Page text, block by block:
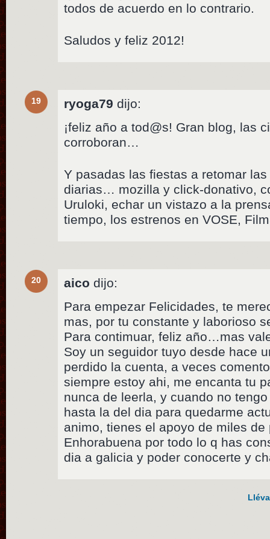
todos de acuerdo en lo contrario.
Saludos y feliz 2012!
19 ryoga79 dijo:
¡feliz año a tod@s! Gran blog, las
corroboran…
Y pasadas las fiestas a retomar
diarias… mozilla y click-donativo,
Uruloki, echar un vistazo a la
tiempo, los estrenos en VOSE,
20 aico dijo:
Para empezar Felicidades, te
mas, por tu constante y laborioso
Para contimuar, feliz año…mas
Soy un seguidor tuyo desde hace
perdido la cuenta, a veces
siempre estoy ahi, me encanta tu
nunca de leerla, y cuando no
hasta la del dia para quedarme
animo, tienes el apoyo de miles
Enhorabuena por todo lo q has
dia a galicia y poder conocerte y